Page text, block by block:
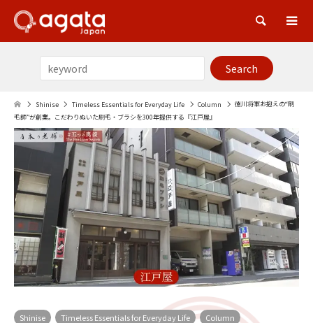
Shinise Timeless Essentials for Everyday Life Column
徳川将軍お抱えの“刷
毛師”が創業。こだわりぬいた刷毛・ブラシを300年提供する『江戸屋』
Shinise Timeless Essentials for Everyday Life Column